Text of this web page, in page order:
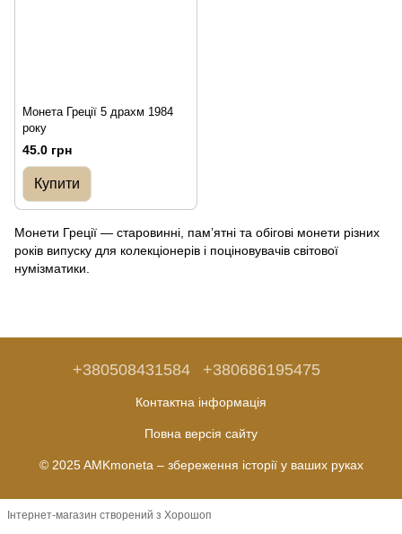
Монета Греції 5 драхм 1984
року
45.0 грн
Купити
Монети Греції — старовинні, пам’ятні та обігові монети різних
років випуску для колекціонерів і поціновувачів світової
нумізматики.
+380508431584 +380686195475
Контактна інформація
Повна версія сайту
© 2025 AMKmoneta – збереження історії у ваших руках
Інтернет-магазин створений з Хорошоп